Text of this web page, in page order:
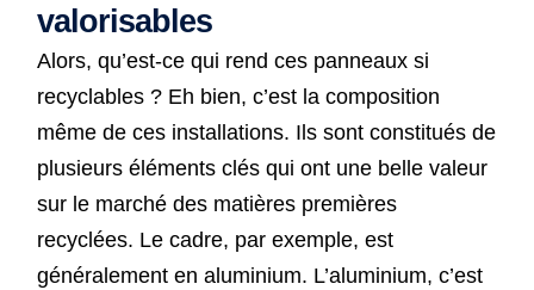
valorisables
Alors, qu’est-ce qui rend ces panneaux si
recyclables ? Eh bien, c’est la composition
même de ces installations. Ils sont constitués de
plusieurs éléments clés qui ont une belle valeur
sur le marché des matières premières
recyclées. Le cadre, par exemple, est
généralement en aluminium. L’aluminium, c’est